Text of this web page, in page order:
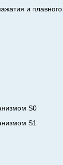
и
S0
S1